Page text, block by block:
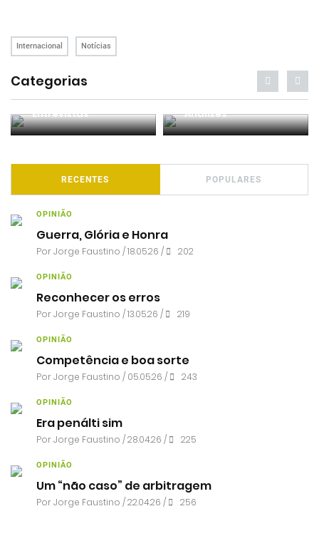
Internacional Notícias
Categorias
Entrevistas Análises
RECENTES POPULARES
OPINIÃO
Guerra, Glória e Honra
PorJorge Faustino / 18.05.26 / 202
OPINIÃO
Reconhecer os erros
PorJorge Faustino / 13.05.26 / 219
OPINIÃO
Competência e boa sorte
PorJorge Faustino / 05.05.26 / 243
OPINIÃO
Era penálti sim
PorJorge Faustino / 28.04.26 / 225
OPINIÃO
Um “não caso” de arbitragem
PorJorge Faustino / 22.04.26 / 256